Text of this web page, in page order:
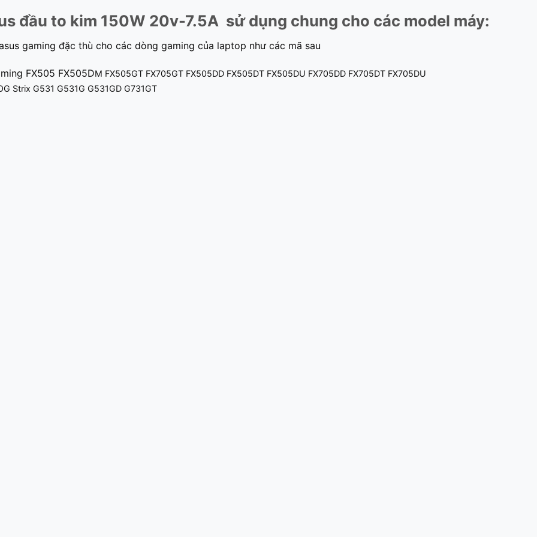
đầu to kim 150W 20v-7.5A sử dụng chung cho các model máy:
gaming đặc thù cho các dòng gaming của laptop như các mã sau
FX505 FX505DM FX505GT FX705GT FX505DD FX505DT FX505DU FX705DD FX705DT FX705DU
Strix G531 G531G G531GD G731GT